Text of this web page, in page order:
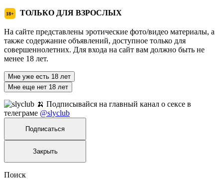
18+ ТОЛЬКО ДЛЯ ВЗРОСЛЫХ
На сайте представлены эротические фото/видео материалы, а
также содержание объявлений, доступное только для
совершеннолетних. Для входа на сайт вам должно быть не
менее 18 лет.
Мне уже есть 18 лет
Мне еще нет 18 лет
🍌 Подписывайся на главный канал о сексе в
телеграме @slyclub
Подписаться
Закрыть
Поиск